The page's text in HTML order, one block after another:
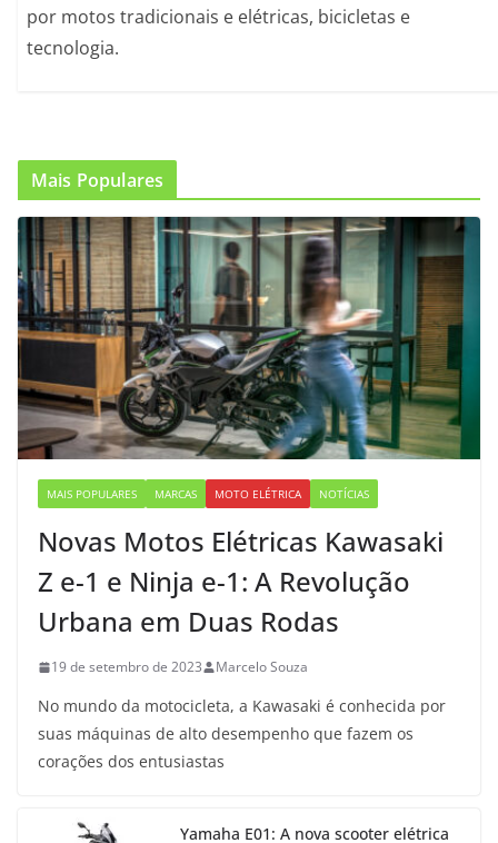
por motos tradicionais e elétricas, bicicletas e
tecnologia.
Mais Populares
MAIS POPULARES MARCAS MOTO ELÉTRICA NOTÍCIAS
Novas Motos Elétricas Kawasaki
Z e-1 e Ninja e-1: A Revolução
Urbana em Duas Rodas
19 de setembro de 2023 Marcelo Souza
No mundo da motocicleta, a Kawasaki é conhecida por
suas máquinas de alto desempenho que fazem os
corações dos entusiastas
Yamaha E01: A nova scooter elétrica